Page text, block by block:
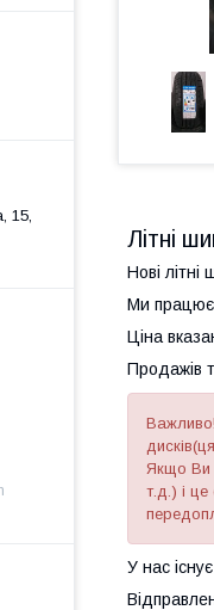
Літні
Нові
Ми
Ціна
Продажів
Якщо Ви
т.д.) і
У нас
15,